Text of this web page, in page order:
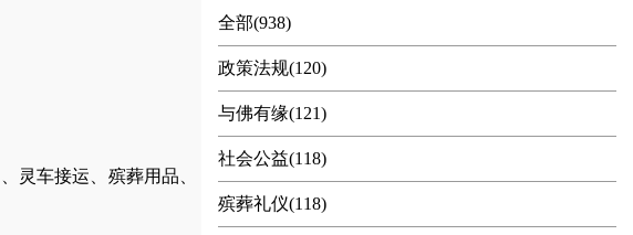
灵车接运 殡葬用品
全部(938)
政策法规(120)
与佛有缘(121)
社会公益(118)
殡葬礼仪(118)